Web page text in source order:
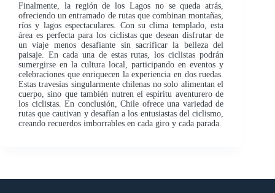
Finalmente, la región de los Lagos no se queda atrás,
ofreciendo un entramado de rutas que combinan montañas,
ríos y lagos espectaculares. Con su clima templado, esta
área es perfecta para los ciclistas que desean disfrutar de
un viaje menos desafiante sin sacrificar la belleza del
paisaje. En cada una de estas rutas, los ciclistas podrán
sumergirse en la cultura local, participando en eventos y
celebraciones que enriquecen la experiencia en dos ruedas.
Estas travesías singularmente chilenas no solo alimentan el
cuerpo, sino que también nutren el espíritu aventurero de
los ciclistas. En conclusión, Chile ofrece una variedad de
rutas que cautivan y desafían a los entusiastas del ciclismo,
creando recuerdos imborrables en cada giro y cada parada.